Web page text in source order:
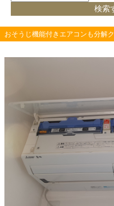
おそうじ機能付きエアコンも分解